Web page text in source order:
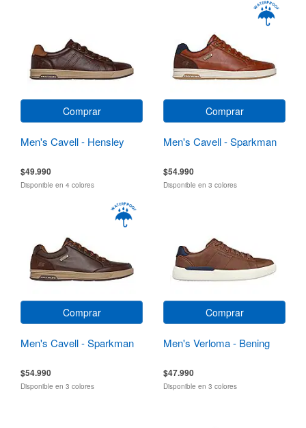
Comprar
Men's Cavell - Hensley
$49.990
Disponible en 4 colores
Comprar
Men's Cavell - Sparkman
$54.990
Disponible en 3 colores
Comprar
Men's Cavell - Sparkman
$54.990
Disponible en 3 colores
Comprar
Men's Verloma - Bening
$47.990
Disponible en 3 colores